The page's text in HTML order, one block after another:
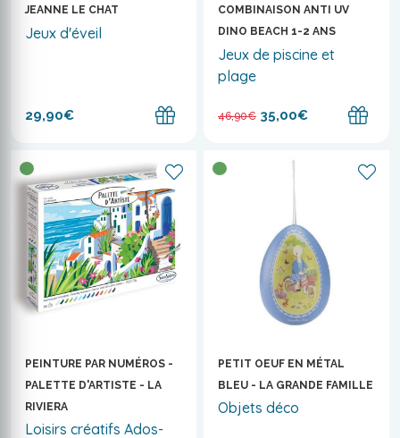
JEANNE LE CHAT
Jeux d'éveil
29,90€
COMBINAISON ANTI UV
DINO BEACH 1-2 ANS
Jeux de piscine et
plage
46,90€ 35,00€
PEINTURE PAR NUMÉROS -
PALETTE D'ARTISTE - LA
RIVIERA
Loisirs créatifs Ados-
PETIT OEUF EN MÉTAL
BLEU - LA GRANDE FAMILLE
Objets déco